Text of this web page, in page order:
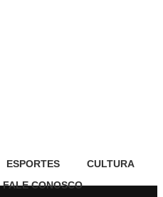
ESPORTES
CULTURA
FALE CONOSCO